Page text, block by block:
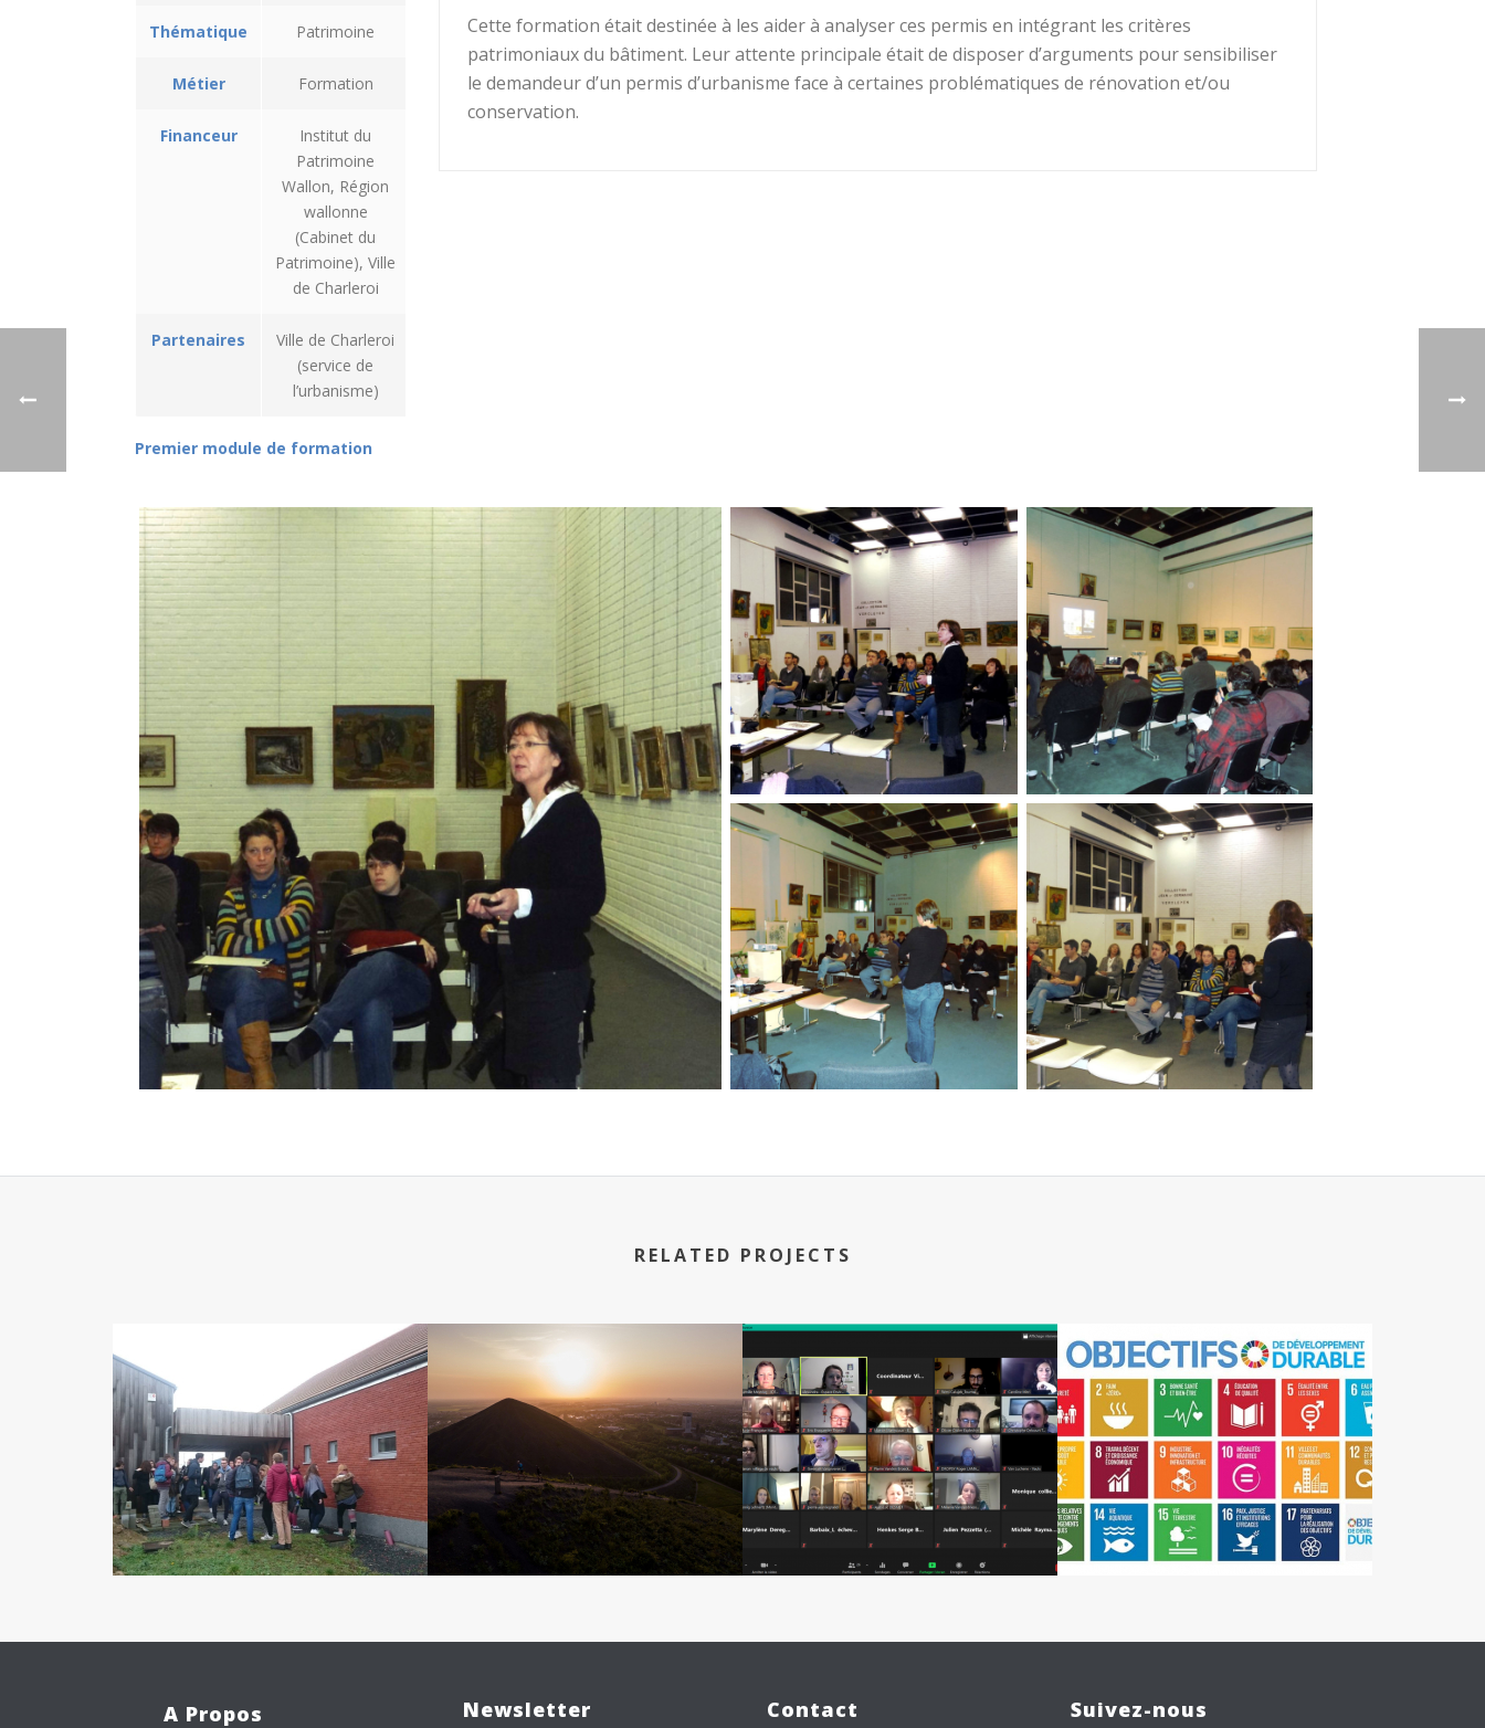
Thématique Patrimoine
Métier Formation
Financeur
Institut du
Patrimoine
Wallon, Région
wallonne
(Cabinet du
Patrimoine), Ville
de Charleroi
Partenaires
Ville de Charleroi
(service de
l’urbanisme)
Cette formation était destinée à les aider à analyser ces permis en intégrant les critères
patrimoniaux du bâtiment. Leur attente principale était de disposer d’arguments pour sensibiliser
le demandeur d’un permis d’urbanisme face à certaines problématiques de rénovation et/ou
conservation.
Premier module de formation
RELATED PROJECTS
A Propos Newsletter Contact Suivez-nous